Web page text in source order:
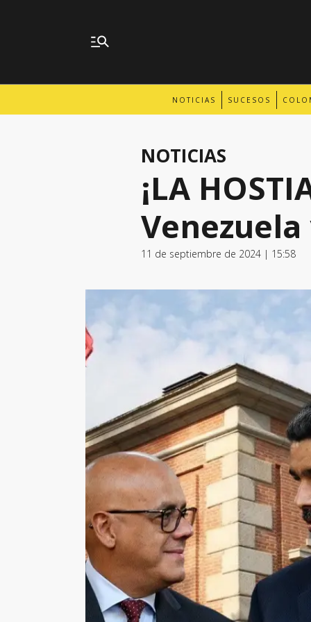
NOTICIAS SUCESOS
NOTICIAS
¡LA
Venezuela
11 de septiembre de 2024 | 15:58